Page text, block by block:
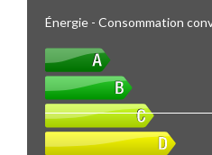
Énergie - Consommation